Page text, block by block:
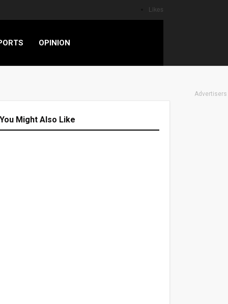
Likes
OPINION
Advertisers
You Might Also Like